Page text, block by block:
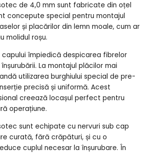
de 4,0 mm sunt fabricate din oțel
concepute special pentru montajul
și placărilor din lemn moale, cum ar
molidul roșu.
capului împiedică despicarea fibrelor
La montajul plăcilor mai
utilizarea burghiului special de pre-
precisă și uniformă. Acest
creează locașul perfect pentru
operațiune.
sunt echipate cu nervuri sub cap
curată, fără crăpături, și cu o
cuplul necesar la înșurubare. În